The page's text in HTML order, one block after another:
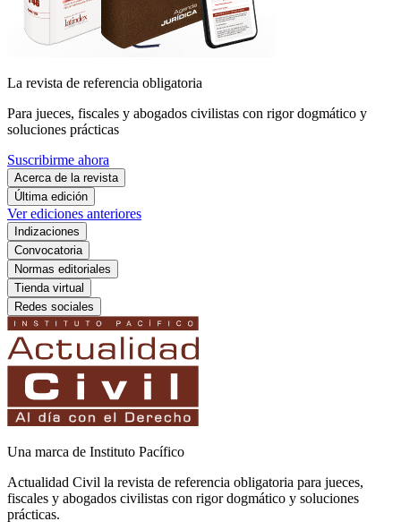
La revista de referencia obligatoria
Para jueces, fiscales y abogados civilistas con rigor dogmático y
soluciones prácticas
Suscribirme ahora
Acerca de la revista
Última edición
Ver ediciones anteriores
Indizaciones
Convocatoria
Normas editoriales
Tienda virtual
Redes sociales
Una marca de Instituto Pacífico
Actualidad Civil la revista de referencia obligatoria para jueces,
fiscales y abogados civilistas con rigor dogmático y soluciones
prácticas.